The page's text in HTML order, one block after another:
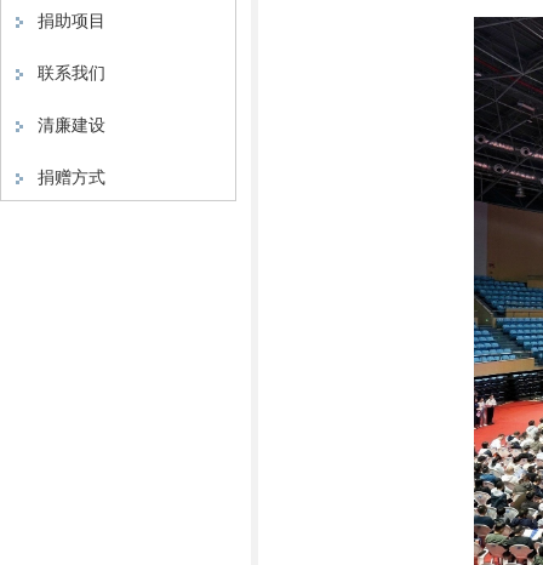
捐助项目
联系我们
清廉建设
捐赠方式